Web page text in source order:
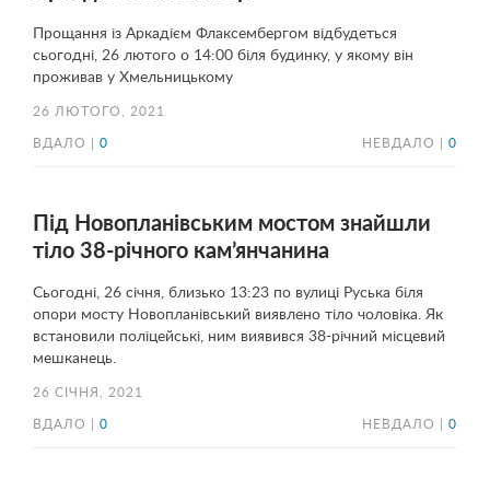
Прощання із Аркадієм Флаксембергом відбудеться
сьогодні, 26 лютого о 14:00 біля будинку, у якому він
проживав у Хмельницькому
26 ЛЮТОГО, 2021
ВДАЛО | 0 НЕВДАЛО | 0
Під Новопланівським мостом знайшли
тіло 38-річного кам’янчанина
Сьогодні, 26 січня, близько 13:23 по вулиці Руська біля
опори мосту Новопланівський виявлено тіло чоловіка. Як
встановили поліцейські, ним виявився 38-річний місцевий
мешканець.
26 СІЧНЯ, 2021
ВДАЛО | 0 НЕВДАЛО | 0